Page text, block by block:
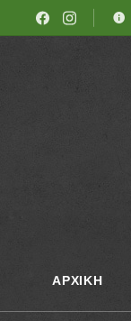
ΑΡΧΙΚΗ